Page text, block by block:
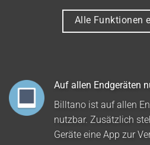
Alle Funktionen
Auf allen Endgeräten
Billtano ist auf allen
nutzbar. Zusätzlich
Geräte eine App zur